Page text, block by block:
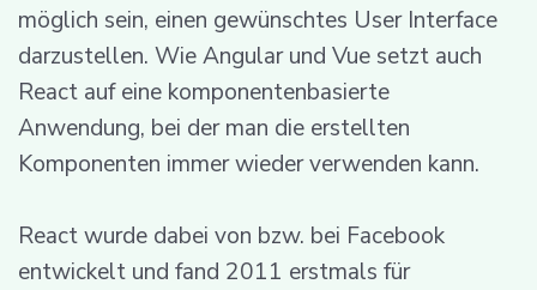
möglich sein, einen gewünschtes User Interface
darzustellen. Wie Angular und Vue setzt auch
React auf eine komponentenbasierte
Anwendung, bei der man die erstellten
Komponenten immer wieder verwenden kann.
React wurde dabei von bzw. bei Facebook
entwickelt und fand 2011 erstmals für